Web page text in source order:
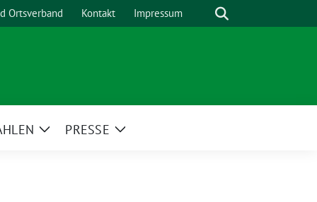
Ortsverband Kontakt Impressum Suche
ZeigePRESSE
Zeige